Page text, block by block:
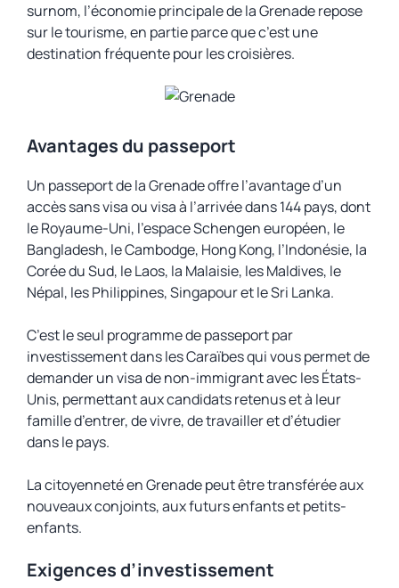
surnom, l’économie principale de la Grenade repose
sur le tourisme, en partie parce que c’est une
destination fréquente pour les croisières.
Avantages du passeport
Un passeport de la Grenade offre l’avantage d’un
accès sans visa ou visa à l’arrivée dans 144 pays, dont
le Royaume-Uni, l’espace Schengen européen, le
Bangladesh, le Cambodge, Hong Kong, l’Indonésie, la
Corée du Sud, le Laos, la Malaisie, les Maldives, le
Népal, les Philippines, Singapour et le Sri Lanka.
C’est le seul programme de passeport par
investissement dans les Caraïbes qui vous permet de
demander un visa de non-immigrant avec les États-
Unis, permettant aux candidats retenus et à leur
famille d’entrer, de vivre, de travailler et d’étudier
dans le pays.
La citoyenneté en Grenade peut être transférée aux
nouveaux conjoints, aux futurs enfants et petits-
enfants.
Exigences d’investissement